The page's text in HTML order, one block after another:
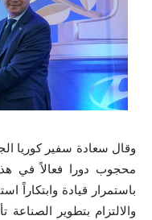
وقال سعادة سفير كوريا
محجوب دورا فعالاً في
باستمرار قيادة وابتكاراً
والالتزام بتطوير الصناعة